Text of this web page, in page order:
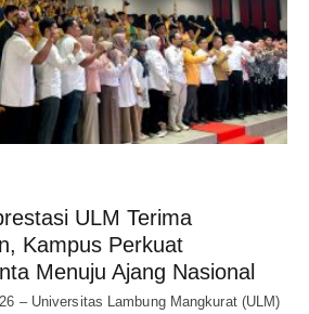
ULM Terima
Kampus Perkuat
Menuju Ajang Nasional
– Universitas Lambung Mangkurat (ULM)